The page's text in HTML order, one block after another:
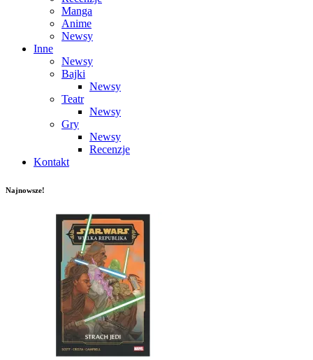
Manga
Anime
Newsy
Inne
Newsy
Bajki
Newsy
Teatr
Newsy
Gry
Newsy
Recenzje
Kontakt
Najnowsze!